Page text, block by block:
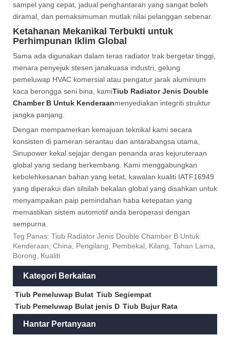
sampel yang cepat, jadual penghantaran yang sangat boleh
diramal, dan pemaksimuman mutlak nilai pelanggan sebenar.
Ketahanan Mekanikal Terbukti untuk
Perhimpunan Iklim Global
Sama ada digunakan dalam teras radiator trak bergetar tinggi,
menara penyejuk stesen janakuasa industri, gelung
pemeluwap HVAC komersial atau pengatur jarak aluminium
kaca berongga seni bina, kamiTiub Radiator Jenis Double
Chamber B Untuk Kenderaanmenyediakan integriti struktur
jangka panjang.
Dengan mempamerkan kemajuan teknikal kami secara
konsisten di pameran serantau dan antarabangsa utama,
Sinupower kekal sejajar dengan penanda aras kejuruteraan
global yang sedang berkembang. Kami menggabungkan
kebolehkesanan bahan yang ketat, kawalan kualiti IATF16949
yang diperakui dan silsilah bekalan global yang disahkan untuk
menyampaikan paip pemindahan haba ketepatan yang
memastikan sistem automotif anda beroperasi dengan
sempurna.
Teg Panas: Tiub Radiator Jenis Double Chamber B Untuk
Kenderaan, China, Pengilang, Pembekal, Kilang, Tahan Lama,
Borong, Kualiti
Kategori Berkaitan
Tiub Pemeluwap Bulat Tiub Segiempat
Tiub Pemeluwap Bulat jenis D Tiub Bujur Rata
Hantar Pertanyaan